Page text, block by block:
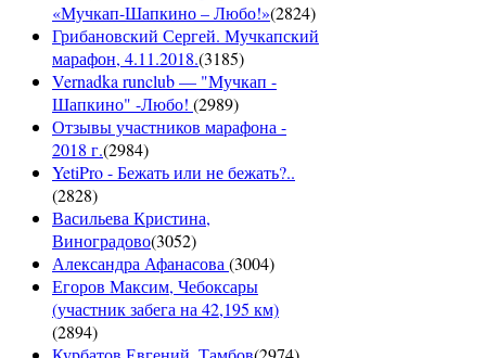
«Мучкап-Шапкино – Любо!»(2824)
Грибановский Сергей. Мучкапский
марафон, 4.11.2018.(3185)
Vernadka runclub — "Мучкап -
Шапкино" -Любо! (2989)
Отзывы участников марафона -
2018 г.(2984)
YetiPro - Бежать или не бежать?..
(2828)
Васильева Кристина,
Виноградово(3052)
Александра Афанасова(3004)
Егоров Максим, Чебоксары
(участник забега на 42,195 км)
(2894)